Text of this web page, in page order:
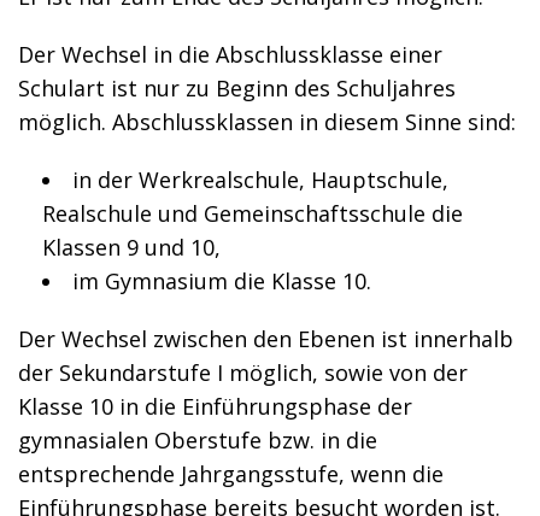
Der Wechsel in die Abschlussklasse einer
Schulart ist nur zu Beginn des Schuljahres
möglich. Abschlussklassen in diesem Sinne sind:
in der Werkrealschule, Hauptschule,
Realschule und Gemeinschaftsschule die
Klassen 9 und 10,
im Gymnasium die Klasse 10.
Der Wechsel zwischen den Ebenen ist innerhalb
der Sekundarstufe I möglich, sowie von der
Klasse 10 in die Einführungsphase der
gymnasialen Oberstufe bzw. in die
entsprechende Jahrgangsstufe, wenn die
Einführungsphase bereits besucht worden ist.